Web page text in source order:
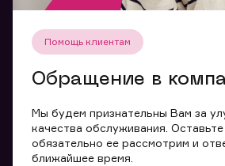
Помощь клиентам
Обращение в
Мы будем признательны Вам за
качества обслуживания.
обязательно ее рассмотрим и
ближайшее время.